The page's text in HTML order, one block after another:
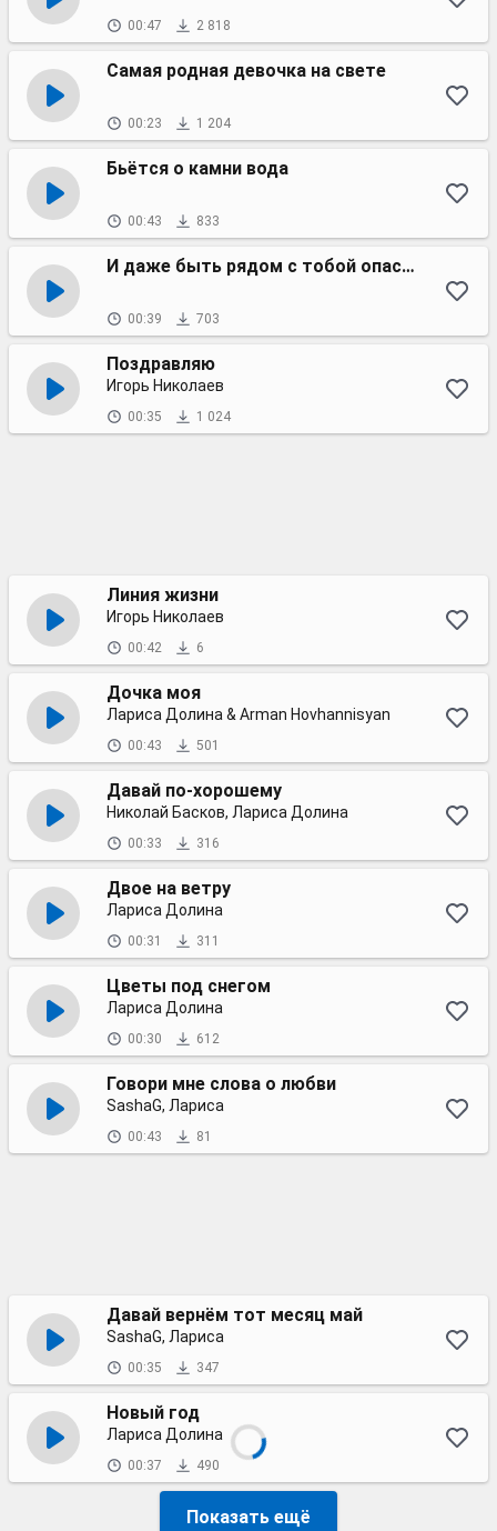
00:47 2 818
Самая родная девочка на свете
00:23 1 204
Бьётся о камни вода
00:43 833
И даже быть рядом с тобой опасно
00:39 703
Поздравляю
Игорь Николаев
00:35 1 024
Линия жизни
Игорь Николаев
00:42 6
Дочка моя
Лариса Долина & Arman Hovhannisyan
00:43 501
Давай по-хорошему
Николай Басков, Лариса Долина
00:33 316
Двое на ветру
Лариса Долина
00:31 311
Цветы под снегом
Лариса Долина
00:30 612
Говори мне слова о любви
SashaG, Лариса
00:43 81
Давай вернём тот месяц май
SashaG, Лариса
00:35 347
Новый год
Лариса Долина
00:37 490
Показать ещё